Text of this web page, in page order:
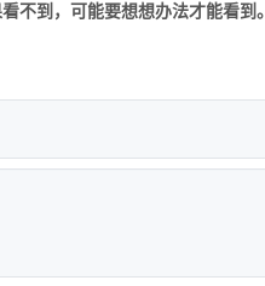
不到，可能要想想办法才能看到。